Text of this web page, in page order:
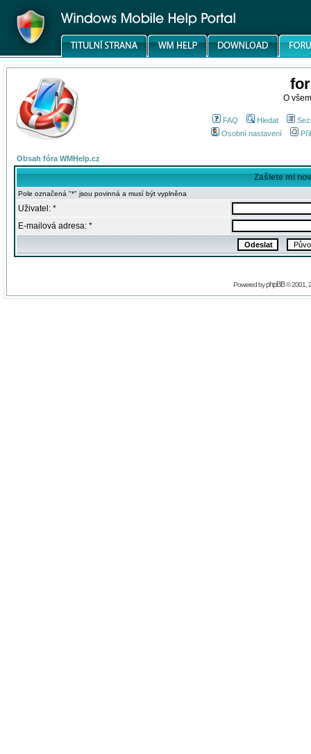
O
FAQ Hledat
Osobní nastavení
Obsah fóra WMHelp.cz
Zašlete mi
Pole označená "*" jsou povinná a musí být vyplněna
Uživatel: *
E-mailová adresa: *
Powered byphpBB© 2001,